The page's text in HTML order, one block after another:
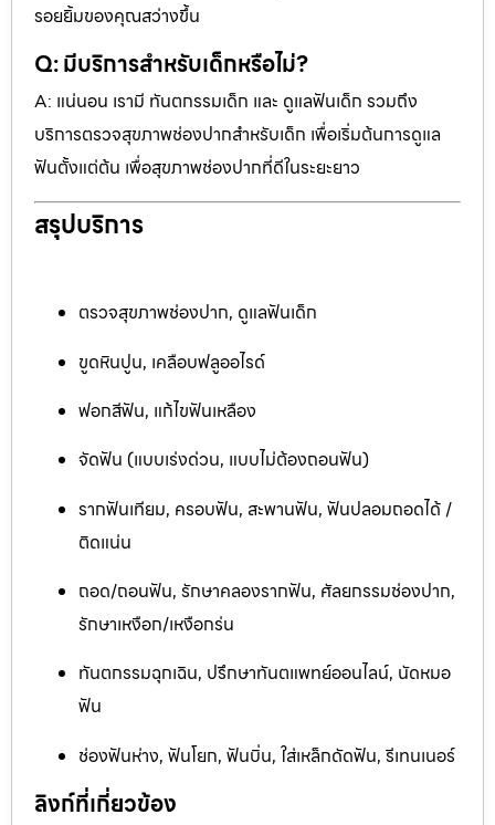
รอยยิ้มของคุณสว่างขึ้น
Q: มีบริการสำหรับเด็กหรือไม่?
A: แน่นอน เรามี ทันตกรรมเด็ก และ ดูแลฟันเด็ก รวมถึง
บริการตรวจสุขภาพช่องปากสำหรับเด็ก เพื่อเริ่มต้นการดูแล
ฟันตั้งแต่ต้น เพื่อสุขภาพช่องปากที่ดีในระยะยาว
สรุปบริการ
ตรวจสุขภาพช่องปาก, ดูแลฟันเด็ก
ขูดหินปูน, เคลือบฟลูออไรด์
ฟอกสีฟัน, แก้ไขฟันเหลือง
จัดฟัน (แบบเร่งด่วน, แบบไม่ต้องถอนฟัน)
รากฟันเทียม, ครอบฟัน, สะพานฟัน, ฟันปลอมถอดได้ /
ติดแน่น
ถอด/ถอนฟัน, รักษาคลองรากฟัน, ศัลยกรรมช่องปาก,
รักษาเหงือก/เหงือกร่น
ทันตกรรมฉุกเฉิน, ปรึกษาทันตแพทย์ออนไลน์, นัดหมอ
ฟัน
ช่องฟันห่าง, ฟันโยก, ฟันบิ่น, ใส่เหล็กดัดฟัน, รีเทนเนอร์
ลิงก์ที่เกี่ยวข้อง